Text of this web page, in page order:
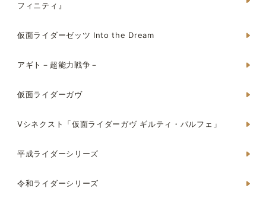
フィニティ』
仮面ライダーゼッツ Into the Dream
アギト－超能力戦争－
仮面ライダーガヴ
Vシネクスト「仮面ライダーガヴ ギルティ・パルフェ」
平成ライダーシリーズ
令和ライダーシリーズ